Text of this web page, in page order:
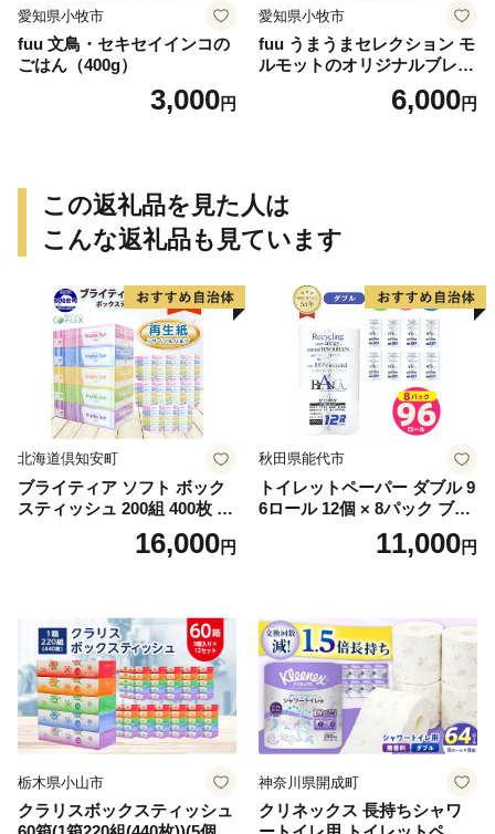
愛知県小牧市
fuu 文鳥・セキセイインコの
ごはん（400g）
3,000円
愛知県小牧市
fuu うまうまセレクション モ
ルモットのオリジナルブレン
6,000円
この返礼品を見た人は
こんな返礼品も見ています
北海道倶知安町
ブライティア ソフト ボック
スティッシュ 200組 400枚 60
箱 日本製 まとめ買い ティッ
シュ リサイクル 長持 防災 常
倶知安町 日用品
16,000円
秋田県能代市
トイレットペーパー ダブル 9
6ロール 12個 × 8パック ブラ
ンカ 再生紙 100％ 芯あり 日
用品 消耗品 無香料 生活用品
11,000円
栃木県小山市
クラリスボックスティッシュ
神奈川県開成町
クリネックス 長持ちシャワ